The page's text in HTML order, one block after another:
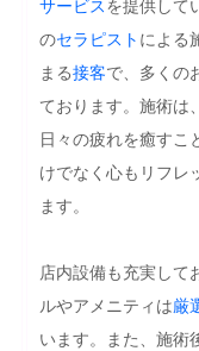
サービスを提供して
のセラピスト による
まる接客で、多くの
ております。施術は
日々の疲れを癒すこ
けでなく心もリフレ
ます。
店内設備も充実して
ルやアメニティは厳
います。また、施術